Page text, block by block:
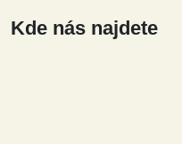
Kde nás najdete